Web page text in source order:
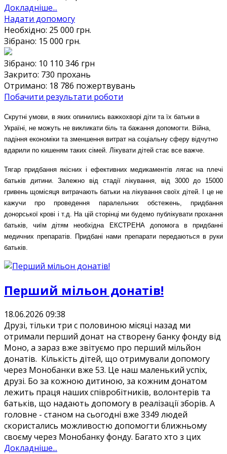
Докладніше...
Надати допомогу
Необхідно: 25 000 грн.
Зібрано: 15 000 грн.
Зібрано: 10 110 346 грн
Закрито: 730 прохань
Отримано: 18 786 пожертвувань
Побачити результати роботи
Скрутні умови, в яких опинились важкохворі діти та їх батьки в
Україні, не можуть не викликати біль та бажання допомогти. Війна,
падіння економіки та зменшення витрат на соціальну сферу відчутно
вдарили по кишеням таких сімей. Лікувати дітей стає все важче.
Тягар придбання якісних і ефективних медикаментів лягає на плечі
батьків дитини. Залежно від стадії лікування, від 3000 до 15000
гривень щомісяця витрачають батьки на лікування своїх дітей. І це не
кажучи про проведення паралельних обстежень, придбання
донорської крові і т.д. На цій сторінці ми будемо публікувати прохання
батьків, чиїм дітям необхідна ЕКСТРЕНА допомога в придбанні
медичних препаратів. Придбані нами препарати передаються в руки
батьків.
Перший мільон донатів!
18.06.2026 09:38
Друзі, тільки три с половиною місяці назад ми
отримали перший донат на створену банку фонду від
Моно, а зараз вже звітуємо про перший мільйон
донатів. Кількість дітей, що отримували допомогу
через Монобанки вже 53. Це наш маленький успіх,
друзі. Бо за кожною дитиною, за кожним донатом
лежить праця наших співробітників, волонтерів та
батьків, що надають допомогу в реалізації зборів. А
головне - станом на сьогодні вже 3349 людей
скористались можливостю допомогти ближньому
своєму через Монобанку фонду. Багато хто з цих
Докладніше...